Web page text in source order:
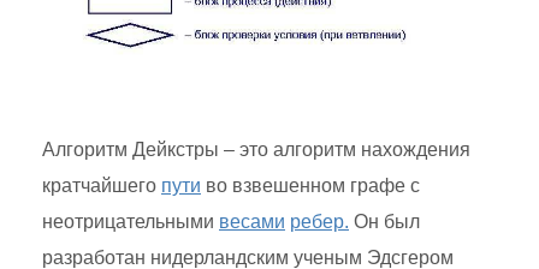
Алгоритм Дейкстры – это алгоритм нахождения
кратчайшего пути во взвешенном графе с
неотрицательными весами ребер. Он был
разработан нидерландским ученым Эдсгером